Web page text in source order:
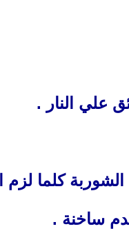
علي النار .
كلما لزم
ساخنة .